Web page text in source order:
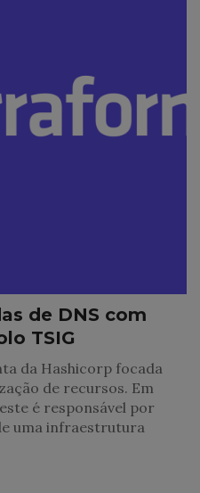
de DNS com
TSIG
da Hashicorp focada
de recursos. Em
é responsável por
uma infraestrutura